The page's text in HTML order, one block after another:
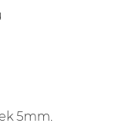
5mm.